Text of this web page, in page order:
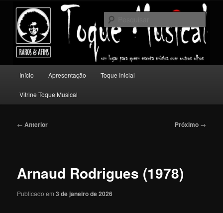
conteúdo
principalToque Musical
Um lugar para quem escuta música com outros olhos.
principal
Início Apresentação Toque Inicial
Vitrine Toque Musical
Navegação
← Anterior Próximo →
Arnaud Rodrigues (1978)
Publicado em3 de janeiro de 2026